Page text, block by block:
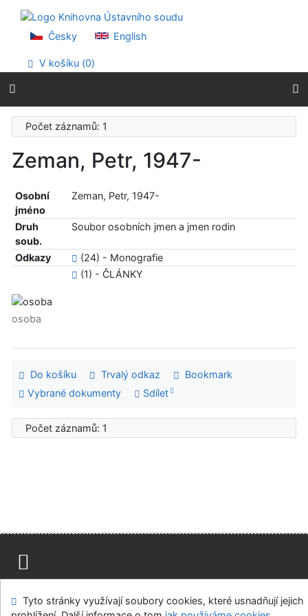
Přejít na menu
Prohlášení o webové přístupnosti
Česky English
V košíku (0)
Počet záznamů: 1
Zeman, Petr, 1947-
Osobní
jméno
Zeman, Petr, 1947-
Druh
soub.
Soubor osobních jmen a jmen rodin
Odkazy
(24) - Monografie
(1) - ČLÁNKY
osoba
Do košíku Trvalý odkaz
Bookmark
Vybrané dokumenty
Sdílet
Počet záznamů: 1
Modul OpenSearch
Napište nám Nastavení cookies
Tyto stránky využívají soubory cookies, které usnadňují jejich